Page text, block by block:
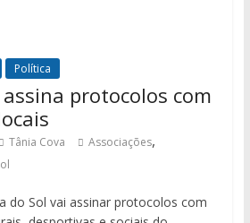
Política
protocolos com
Tânia Cova Associações,
do Sol vai assinar protocolos com